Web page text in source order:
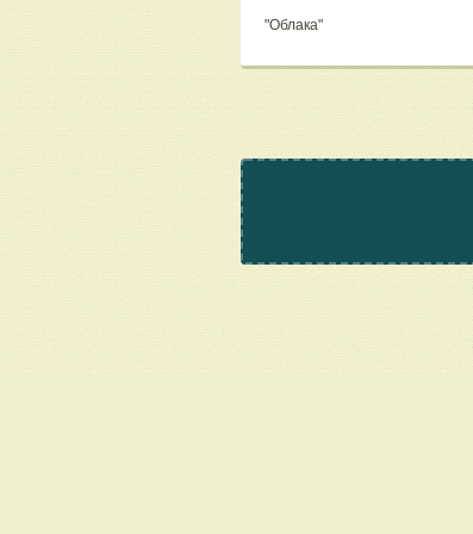
"Облака"